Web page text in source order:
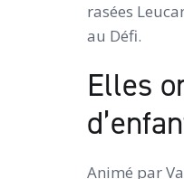
rasées
au Défi.
Elles
Animé par